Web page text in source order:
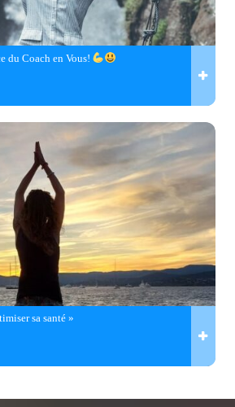
du Coach en Vous!
sa santé »